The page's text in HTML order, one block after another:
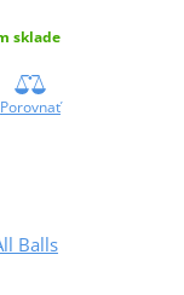
sklade
Porovnať
Balls